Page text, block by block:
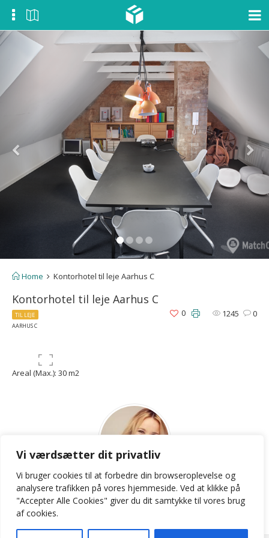
Vi værdsætter dit privatliv
Vi bruger cookies til at forbedre din browseroplevelse og
analysere trafikken på vores hjemmeside. Ved at klikke på
"Accepter Alle Cookies" giver du dit samtykke til vores brug
af cookies.
Home Kontorhotel til leje Aarhus C
Kontorhotel til leje Aarhus C
TIL LEJE
AARHUS C
1245 0
0
Areal (Max.): 30 m2
LKB
Contact Agent